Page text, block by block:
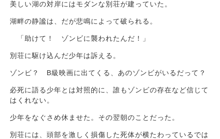
美しい湖の対岸にはモダンな別荘が建っていた。
湖畔の静謐は、だが悲鳴によって破られる。
「助けて！ ゾンビに襲われたんだ！」
別荘に駆け込んだ少年は訴える。
ゾンビ？ B級映画に出てくる、あのゾンビがいるだって？
必死に語る少年とは対照的に、誰もゾンビの存在など信じて
はくれない。
少年をなぐさめ休ませた。その翌朝のことだった。
別荘には、頭部を激しく損傷した死体が横たわっているでは